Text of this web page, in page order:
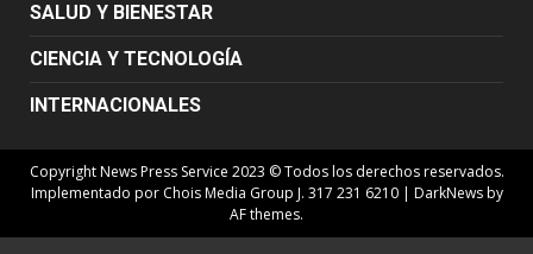
SALUD Y BIENESTAR
CIENCIA Y TECNOLOGÍA
INTERNACIONALES
Copyright News Press Service 2023 © Todos los derechos reservados.
Implementado por Chois Media Group J. 317 231 6210 | DarkNewsby
AF themes.